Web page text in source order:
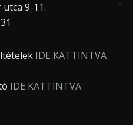
9-11.
IDE KATTINTVA
IDE KATTINTVA